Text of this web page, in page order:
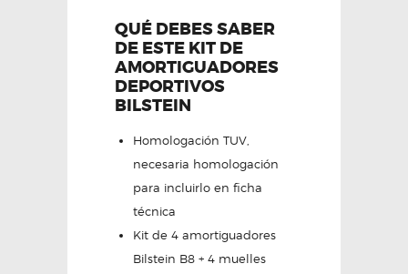
QUÉ DEBES SABER
DE ESTE KIT DE
AMORTIGUADORES
DEPORTIVOS
BILSTEIN
Homologación TUV,
necesaria homologación
para incluirlo en ficha
técnica
Kit de 4 amortiguadores
Bilstein B8 + 4 muelles